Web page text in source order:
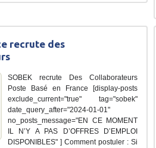
recrute des
SOBEK recrute Des Collaborateurs
Poste Basé en France [display-posts
exclude_current="true" tag="sobek"
date_query_after="2024-01-01"
no_posts_message="EN CE MOMENT
IL N’Y A PAS D’OFFRES D’EMPLOI
DISPONIBLES" ] Comment postuler : Si